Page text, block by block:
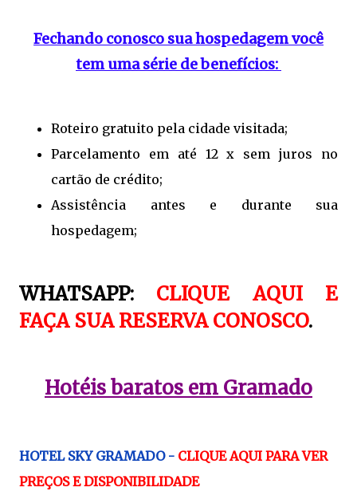
Fechando conosco sua hospedagem você
tem uma série de benefícios:
Roteiro gratuito pela cidade visitada;
Parcelamento em até 12 x sem juros no
cartão de crédito;
Assistência antes e durante sua
hospedagem;
WHATSAPP: CLIQUE AQUI E
FAÇA SUA RESERVA CONOSCO.
Hotéis baratos em Gramado
HOTEL SKY GRAMADO - CLIQUE AQUI PARA VER
PREÇOS E DISPONIBILIDADE